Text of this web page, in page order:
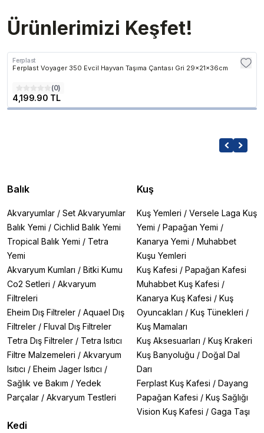
Ürünlerimizi Keşfet!
Ferplast
Ferplast Voyager 350 Evcil Hayvan Taşıma Çantası Gri 29x21x36cm
(0)
4,199.90 TL
Balık
Akvaryumlar / Set Akvaryumlar
Balık Yemi / Cichlid Balık Yemi
Tropical Balık Yemi / Tetra
Yemi
Akvaryum Kumları / Bitki Kumu
Co2 Setleri / Akvaryum
Filtreleri
Eheim Dış Filtreler / Aquael Dış
Filtreler / Fluval Dış Filtreler
Tetra Dış Filtreler / Tetra Isıtıcı
Filtre Malzemeleri / Akvaryum
Isıtıcı / Eheim Jager Isıtıcı /
Sağlık ve Bakım / Yedek
Parçalar / Akvaryum Testleri
Kedi
Kuş
Kuş Yemleri / Versele Laga Kuş
Yemi / Papağan Yemi /
Kanarya Yemi / Muhabbet
Kuşu Yemleri
Kuş Kafesi / Papağan Kafesi
Muhabbet Kuş Kafesi /
Kanarya Kuş Kafesi / Kuş
Oyuncakları / Kuş Tünekleri /
Kuş Mamaları
Kuş Aksesuarları / Kuş Krakeri
Kuş Banyoluğu / Doğal Dal
Darı
Ferplast Kuş Kafesi / Dayang
Papağan Kafesi / Kuş Sağlığı
Vision Kuş Kafesi / Gaga Taşı